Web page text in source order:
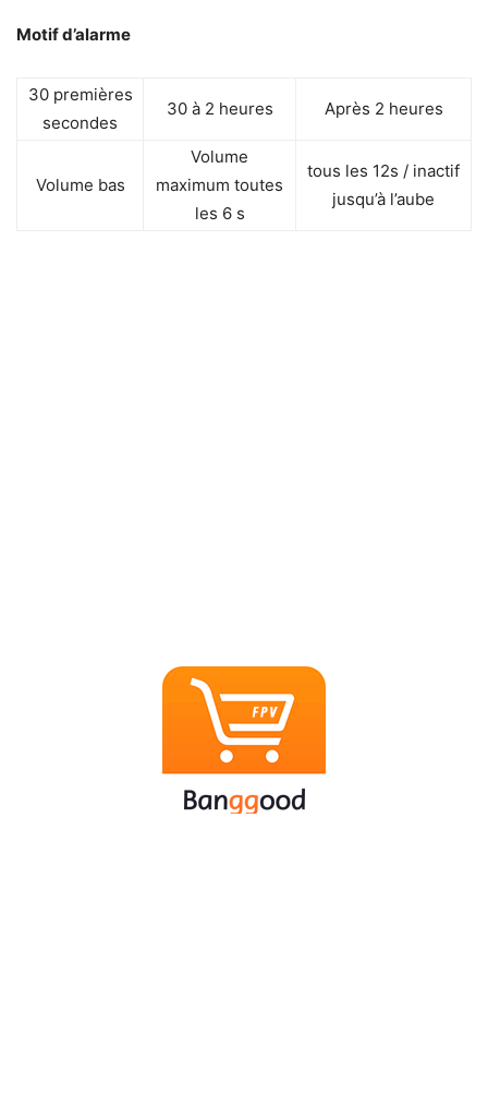
Motif d’alarme
30 premières
secondes
30 à 2 heures Après 2 heures
Volume bas
Volume
maximum toutes
les 6 s
tous les 12s / inactif
jusqu’à l’aube